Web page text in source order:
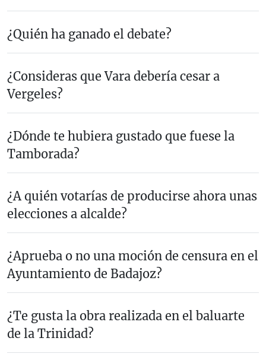
¿Quién ha ganado el debate?
¿Consideras que Vara debería cesar a
Vergeles?
¿Dónde te hubiera gustado que fuese la
Tamborada?
¿A quién votarías de producirse ahora unas
elecciones a alcalde?
¿Aprueba o no una moción de censura en el
Ayuntamiento de Badajoz?
¿Te gusta la obra realizada en el baluarte
de la Trinidad?